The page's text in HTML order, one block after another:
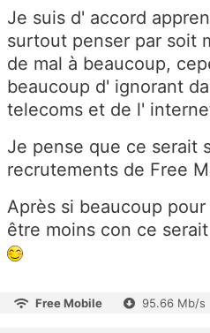
Je suis d' accord
surtout penser par soit
de mal à beaucoup,
beaucoup d' ignorant
telecoms et de l'
Je pense que ce serait
recrutements de Free
Après si beaucoup
être moins con ce
Free Mobile 95.66 Mb/s